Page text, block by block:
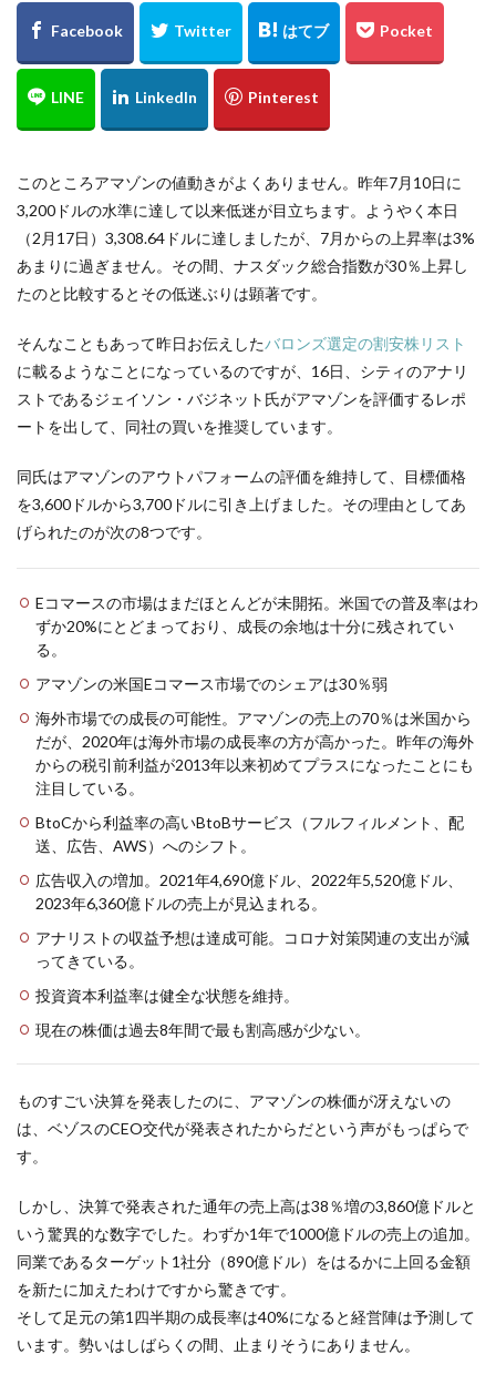
このところアマゾンの値動きがよくありません。昨年7月10日に
3,200ドルの水準に達して以来低迷が目立ちます。ようやく本日
（2月17日）3,308.64ドルに達しましたが、7月からの上昇率は3%
あまりに過ぎません。その間、ナスダック総合指数が30％上昇し
たのと比較するとその低迷ぶりは顕著です。
そんなこともあって昨日お伝えしたバロンズ選定の割安株リスト
に載るようなことになっているのですが、16日、シティのアナリ
ストであるジェイソン・バジネット氏がアマゾンを評価するレポ
ートを出して、同社の買いを推奨しています。
同氏はアマゾンのアウトパフォームの評価を維持して、目標価格
を3,600ドルから3,700ドルに引き上げました。その理由としてあ
げられたのが次の8つです。
Eコマースの市場はまだほとんどが未開拓。米国での普及率はわ
ずか20%にとどまっており、成長の余地は十分に残されてい
る。
アマゾンの米国Eコマース市場でのシェアは30％弱
海外市場での成長の可能性。アマゾンの売上の70％は米国から
だが、2020年は海外市場の成長率の方が高かった。昨年の海外
からの税引前利益が2013年以来初めてプラスになったことにも
注目している。
BtoCから利益率の高いBtoBサービス（フルフィルメント、配
送、広告、AWS）へのシフト。
広告収入の増加。2021年4,690億ドル、2022年5,520億ドル、
2023年6,360億ドルの売上が見込まれる。
アナリストの収益予想は達成可能。コロナ対策関連の支出が減
ってきている。
投資資本利益率は健全な状態を維持。
現在の株価は過去8年間で最も割高感が少ない。
ものすごい決算を発表したのに、アマゾンの株価が冴えないの
は、ベゾスのCEO交代が発表されたからだという声がもっぱらで
す。
しかし、決算で発表された通年の売上高は38％増の3,860億ドルと
いう驚異的な数字でした。わずか1年で1000億ドルの売上の追加。
同業であるターゲット1社分（890億ドル）をはるかに上回る金額
を新たに加えたわけですから驚きです。
そして足元の第1四半期の成長率は40%になると経営陣は予測して
います。勢いはしばらくの間、止まりそうにありません。